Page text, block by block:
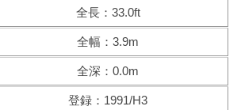
全長：33.0ft
全幅：3.9m
全深：0.0m
登録：1991/H3